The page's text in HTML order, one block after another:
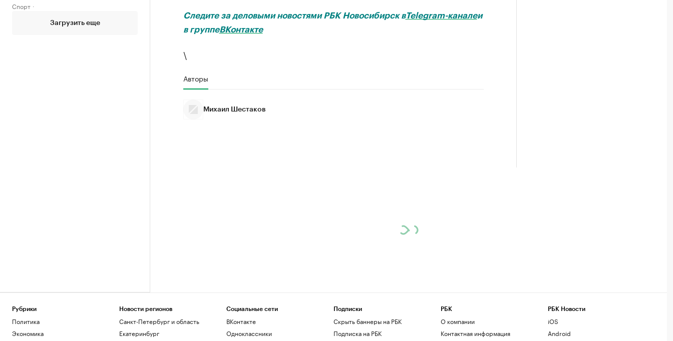
Спорт
Загрузить еще
Следите за деловыми новостями РБК Новосибирск вTelegram-каналеи
в группеВКонтакте
\
Авторы
Михаил Шестаков
Рубрики
Политика
Экономика
Новости регионов
Санкт-Петербург и область
Екатеринбург
Социальные сети
ВКонтакте
Одноклассники
Подписки
Скрыть баннеры на РБК
Подписка на РБК
РБК
О компании
Контактная информация
РБК Новости
iOS
Android